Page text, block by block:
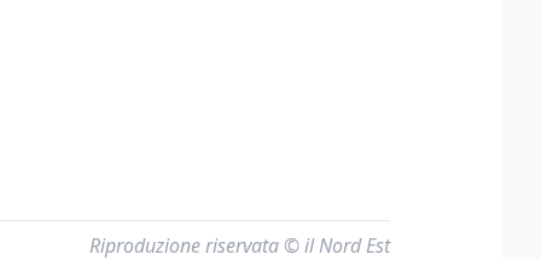
Riproduzione riservata © il Nord Est